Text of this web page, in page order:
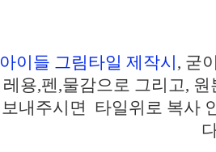
아이들 그림타일 제작시, 굳
레용,펜,물감으로 그리고,
보내주시면 타일위로 복사